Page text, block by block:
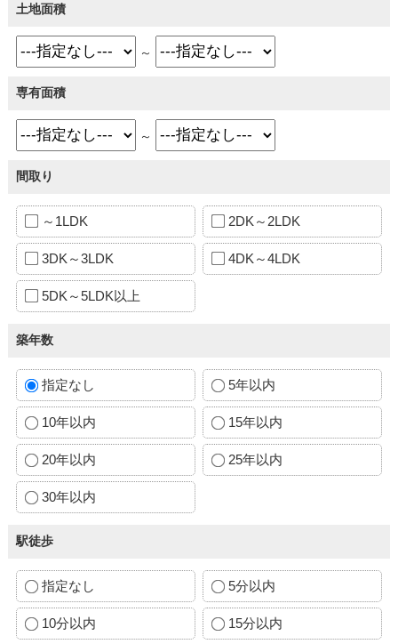
土地面積
～
専有面積
～
間取り
～1LDK 2DK～2LDK
3DK～3LDK 4DK～4LDK
5DK～5LDK以上
築年数
指定なし 5年以内
10年以内 15年以内
20年以内 25年以内
30年以内
駅徒歩
指定なし 5分以内
10分以内 15分以内